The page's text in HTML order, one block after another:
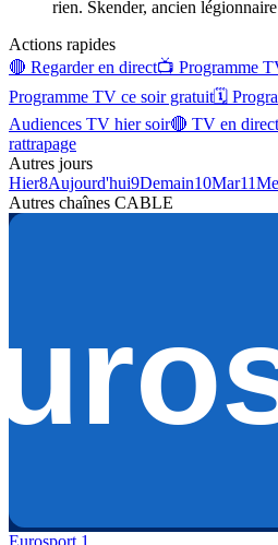
rien. Skender, ancien
Actions rapides
🔴 Regarder en direct📺 Programme
Programme TV ce soir gratuit🗓
Audiences TV hier soir🔴 TV en
rattrapage
Autres jours
Hier8Aujourd'hui9Demain10Mar11
Autres chaînes CABLE
Eurosport 1